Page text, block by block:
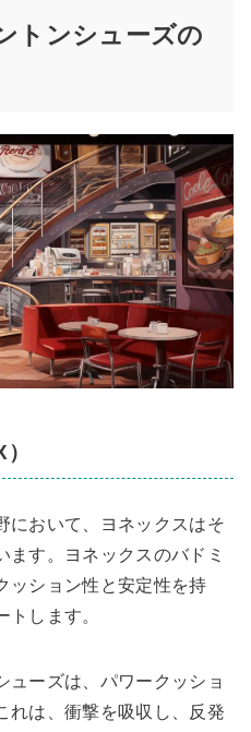
トンシューズの
において、ヨネックスはそ
ます。ヨネックスのバドミ
ッション性と安定性を持
します。
ューズは、パワークッショ
れは、衝撃を吸収し、反発